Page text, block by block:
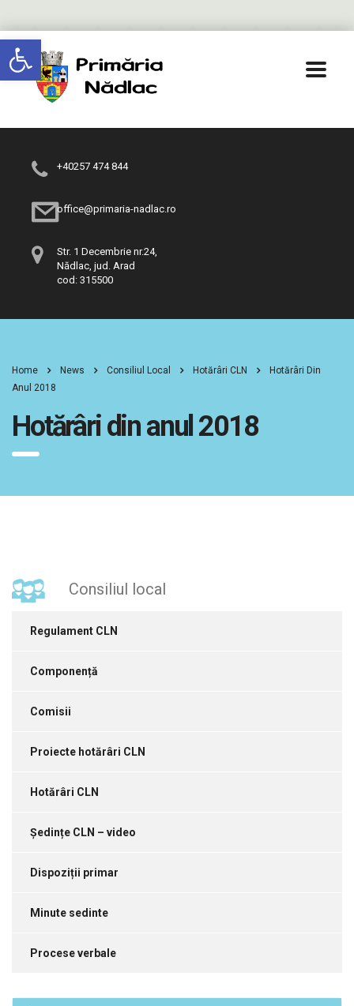
Deschide bara de unelte
+40257 474 844
office@primaria-nadlac.ro
Str. 1 Decembrie nr.24,
Nădlac, jud. Arad
cod: 315500
Home News Consiliul Local Hotărâri CLN
Hotărâri Din
Anul 2018
Hotărâri din anul 2018
Consiliul local
Regulament CLN
Componență
Comisii
Proiecte hotărâri CLN
Hotărâri CLN
Ședințe CLN – video
Dispoziții primar
Minute sedinte
Procese verbale